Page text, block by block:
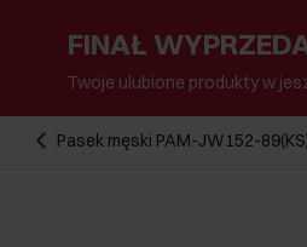
FINAŁ
Twoje ulubione produkty w
Pasek męski PAM-JW152-